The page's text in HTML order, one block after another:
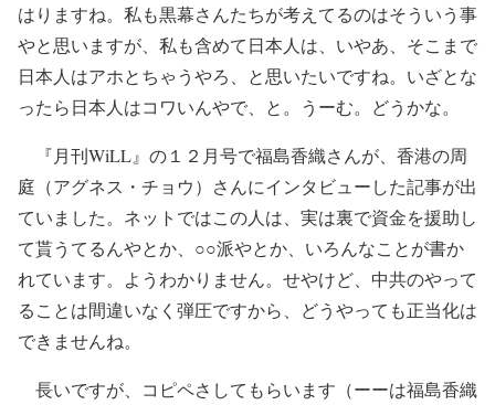
はりますね。私も黒幕さんたちが考えてるのはそういう事
やと思いますが、私も含めて日本人は、いやあ、そこまで
日本人はアホとちゃうやろ、と思いたいですね。いざとな
ったら日本人はコワいんやで、と。うーむ。どうかな。
『月刊WiLL』の１２月号で福島香織さんが、香港の周
庭（アグネス・チョウ）さんにインタビューした記事が出
ていました。ネットではこの人は、実は裏で資金を援助し
て貰うてるんやとか、○○派やとか、いろんなことが書か
れています。ようわかりません。せやけど、中共のやって
ることは間違いなく弾圧ですから、どうやっても正当化は
できませんね。
長いですが、コピペさしてもらいます（ーーは福島香織